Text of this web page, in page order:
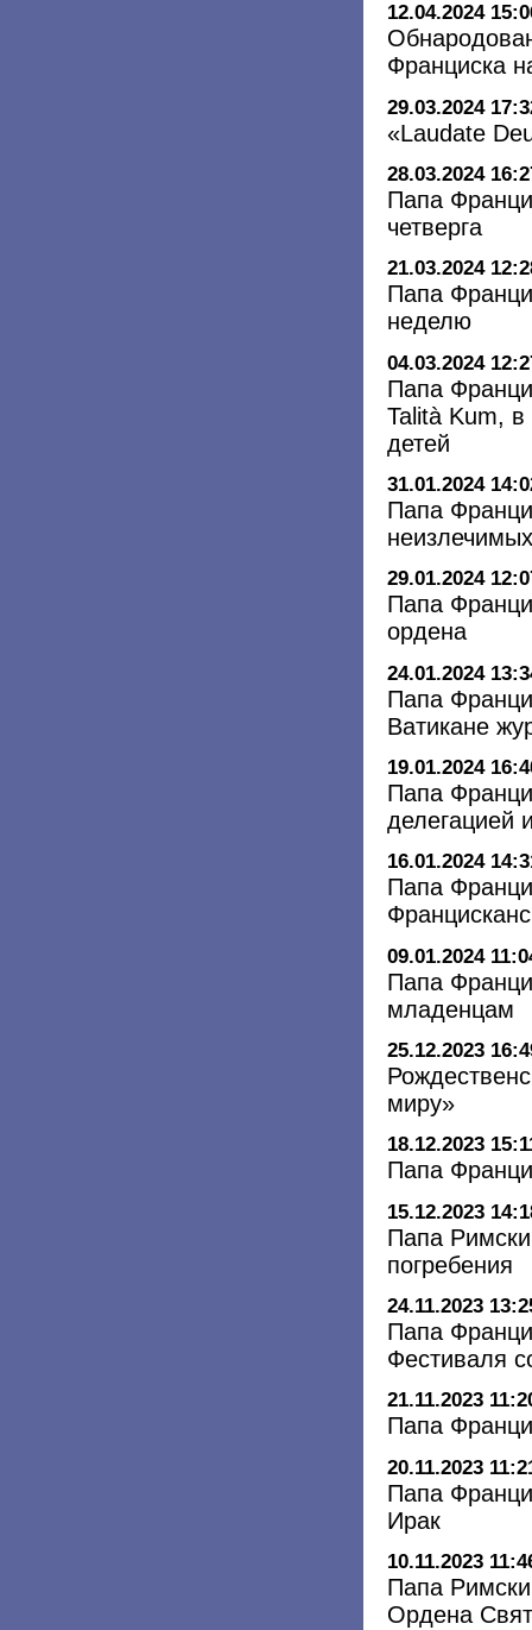
12.04.2024
Франциска
29.03.2024
«Laudate
28.03.2024
Папа
четверга
21.03.2024
Папа
неделю
04.03.2024
Папа
Talità Kum,
детей
31.01.2024
Папа
29.01.2024
Папа
ордена
24.01.2024
Папа
Ватикане
19.01.2024
Папа
делегацией
16.01.2024
Папа
09.01.2024
Папа
младенцам
25.12.2023
миру»
18.12.2023
Папа
15.12.2023
Папа
погребения
24.11.2023
Папа
Фестиваля
21.11.2023
Папа
20.11.2023
Папа
Ирак
10.11.2023
Папа
Ордена